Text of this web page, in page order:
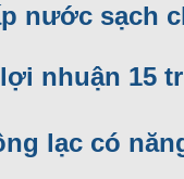
nước sạch
nhuận 15
lạc có